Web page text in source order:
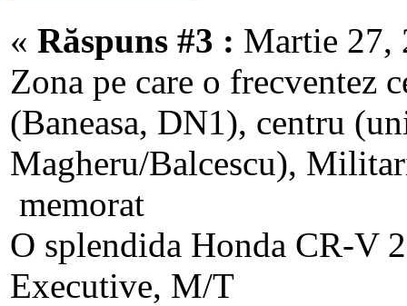
« Răspuns #3 : Martie 27,
Zona pe care o frecventez
(Baneasa, DN1), centru
Magheru/Balcescu),
memorat
O splendida Honda CR-V
Executive, M/T